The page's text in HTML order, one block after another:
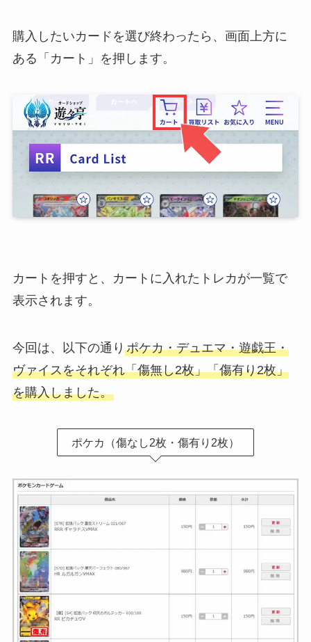
購入したいカードを選び終わったら、画面上方に
ある「カート」を押します。
カートを押すと、カートに入れたトレカが一覧で
表示されます。
今回は、以下の通り ポケカ・デュエマ・遊戯王・
ヴァイスをそれぞれ「傷無し2枚」「傷有り2枚」
を購入しました。
ポケカ（傷なし2枚・傷有り2枚）